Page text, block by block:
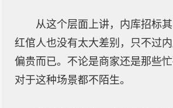
从这个层面上讲，内库招标
红倌人也没有太大差别，只不过
偏贵而已。不论是商家还是那些忙
对于这种场景都不陌生。